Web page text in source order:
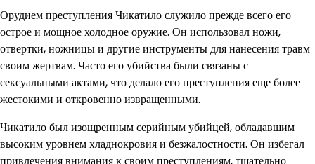
Орудием преступления Чикатило служило прежде всего его
острое и мощное холодное оружие. Он использовал ножи,
отвертки, ножницы и другие инструменты для нанесения травм
своим жертвам. Часто его убийства были связаны с
сексуальными актами, что делало его преступления еще более
жестокими и откровенно извращенными.
Чикатило был изощренным серийным убийцей, обладавшим
высоким уровнем хладнокровия и безжалостности. Он избегал